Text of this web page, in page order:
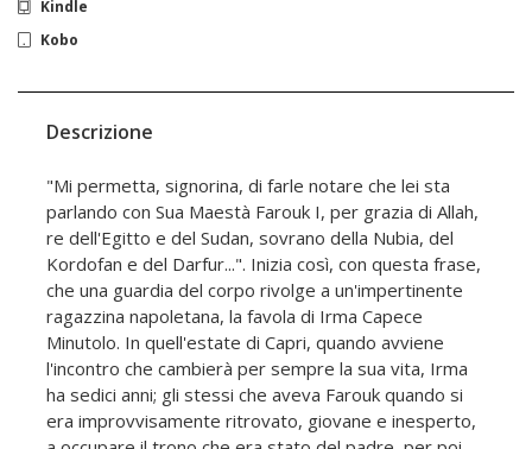
Kindle
Kobo
Descrizione
"Mi permetta, signorina, di farle notare che lei sta
parlando con Sua Maestà Farouk I, per grazia di Allah,
re dell'Egitto e del Sudan, sovrano della Nubia, del
Kordofan e del Darfur...". Inizia così, con questa frase,
che una guardia del corpo rivolge a un'impertinente
ragazzina napoletana, la favola di Irma Capece
Minutolo. In quell'estate di Capri, quando avviene
l'incontro che cambierà per sempre la sua vita, Irma
ha sedici anni; gli stessi che aveva Farouk quando si
era improvvisamente ritrovato, giovane e inesperto,